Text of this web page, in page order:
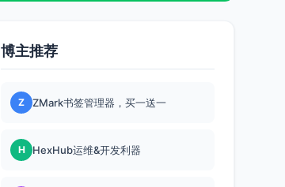
博主推荐
Z ZMark书签管理器，买一送一
H HexHub运维&开发利器